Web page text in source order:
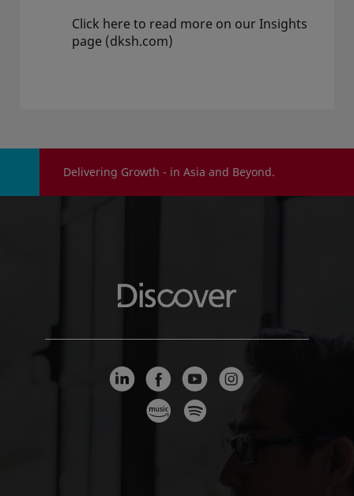
Click here to read more on our Insights
page (dksh.com)
Delivering Growth - in Asia and Beyond.